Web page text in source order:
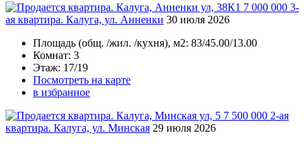
7 000 000 3-
ая квартира. Калуга, ул. Анненки 30 июля 2026
Площадь (общ. /жил. /кухня), м2: 83/45.00/13.00
Комнат: 3
Этаж: 17/19
Посмотреть на карте
в избранное
7 500 000 2-ая
квартира. Калуга, ул. Минская 29 июля 2026